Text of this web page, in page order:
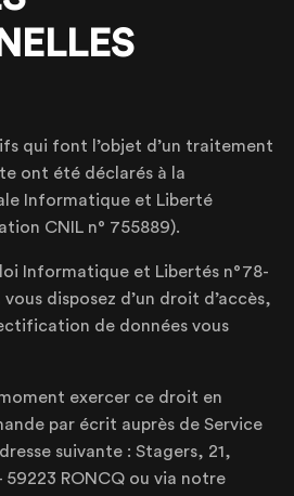
qui font l’objet d’un traitement
ont été déclarés à la
Informatique et Liberté
CNIL n° 755889).
Informatique et Libertés n°78-
disposez d’un droit d’accès,
de données vous
exercer ce droit en
par écrit auprès de Service
suivante : Stagers, 21,
59223 RONCQ ou via notre